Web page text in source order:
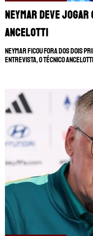
Neymar deve
Ancelotti
Neymar ficou fora dos dois
entrevista, o técnico